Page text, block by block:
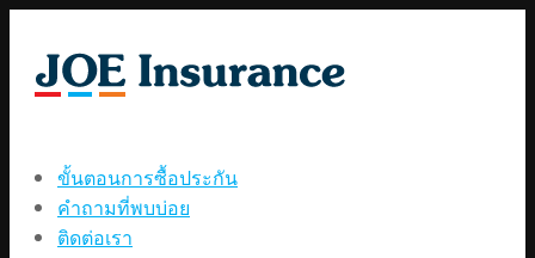
ขั้นตอนการซื้อประกัน
คำถามที่พบบ่อย
ติดต่อเรา